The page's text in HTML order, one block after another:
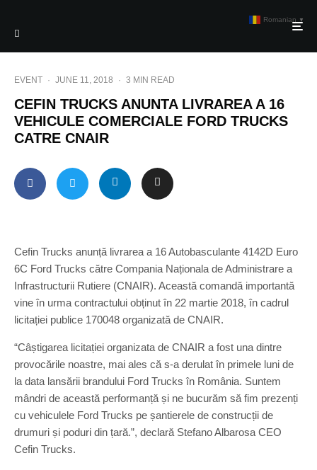
EVENT · JUNE 11, 2018 · 3 MIN READ
CEFIN TRUCKS ANUNTA LIVRAREA A 16
VEHICULE COMERCIALE FORD TRUCKS
CATRE CNAIR
Cefin Trucks anunță livrarea a 16 Autobasculante 4142D Euro
6C Ford Trucks către Compania Naționala de Administrare a
Infrastructurii Rutiere (CNAIR). Această comandă importantă
vine în urma contractului obținut în 22 martie 2018, în cadrul
licitației publice 170048 organizată de CNAIR.
“Câștigarea licitației organizata de CNAIR a fost una dintre
provocările noastre, mai ales că s-a derulat în primele luni de
la data lansării brandului Ford Trucks în România. Suntem
mândri de această performanță și ne bucurăm să fim prezenți
cu vehiculele Ford Trucks pe șantierele de construcții de
drumuri și poduri din țară.”, declară Stefano Albarosa CEO
Cefin Trucks.
Romanian ▼